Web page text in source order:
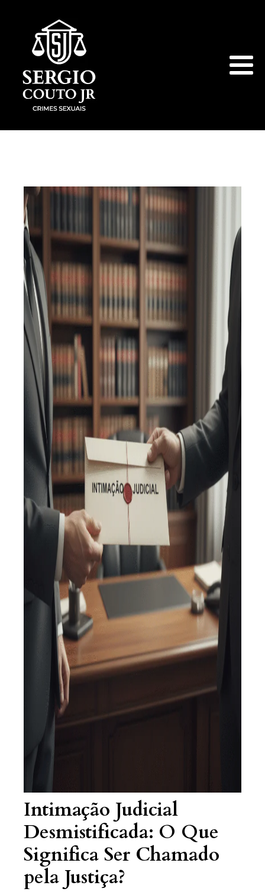
Intimação Judicial
Desmistificada: O Que
Significa Ser Chamado
pela Justiça?